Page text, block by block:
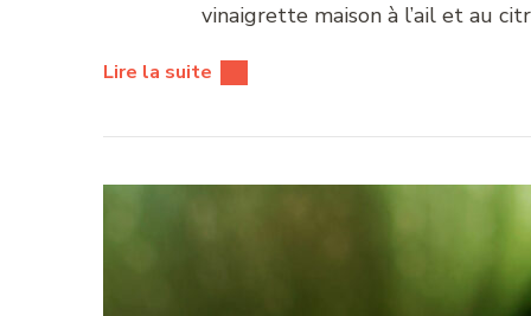
vinaigrette maison à l’ail et au
Lire la suite